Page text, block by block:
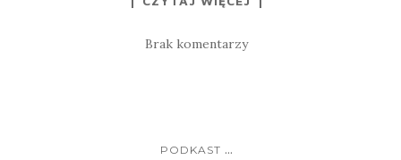
Brak komentarzy
PODKAST ...